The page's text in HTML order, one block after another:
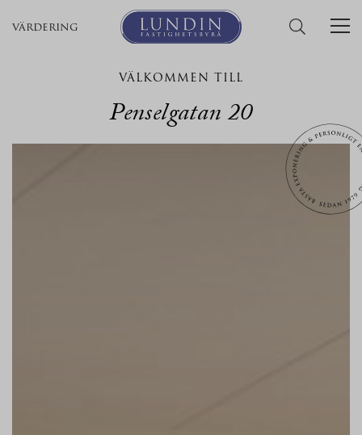
värdering
VÄLKOMMEN TILL
Penselgatan 20